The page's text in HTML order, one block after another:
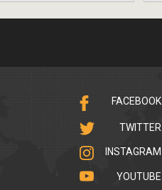
FACEBOOK
TWITTER
INSTAGRAM
YOUTUBE